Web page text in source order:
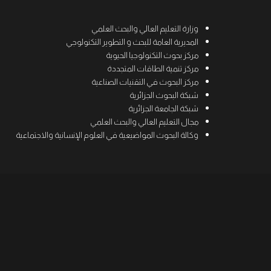
وزارة التعليم العالي والبحث العلمي
المديرية العامة للبحث و التطوير التكنولوجي
مركز بحوث التكنولوجيا الحيوية
مركز تنمية الطاقات المتجددة
مركز البحوث في التقنيات الصناعية
شبكة البحوث الجزائرية
شبكة الجامعة الجزائرية
مجال التعليم العالي والبحث العلمي
وكالة البحوث المواضيعية في العلوم الإنسانية والاجتماعية